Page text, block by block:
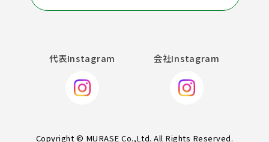
代表Instagram 会社Instagram
Copyright © MURASE Co.,Ltd. All Rights Reserved.